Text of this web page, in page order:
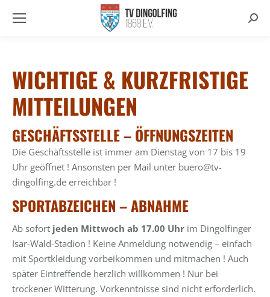
WICHTIGE & KURZFRISTIGE
MITTEILUNGEN
GESCHÄFTSSTELLE – ÖFFNUNGSZEITEN
Die Geschäftsstelle ist immer am Dienstag von 17 bis 19
Uhr geöffnet ! Ansonsten per Mail unter buero@tv-
dingolfing.de erreichbar !
SPORTABZEICHEN – ABNAHME
Ab sofort jeden Mittwoch ab 17.00 Uhr im Dingolfinger
Isar-Wald-Stadion ! Keine Anmeldung notwendig – einfach
mit Sportkleidung vorbeikommen und mitmachen ! Auch
später Eintreffende herzlich willkommen ! Nur bei
trockener Witterung. Vorkenntnisse sind nicht erforderlich.